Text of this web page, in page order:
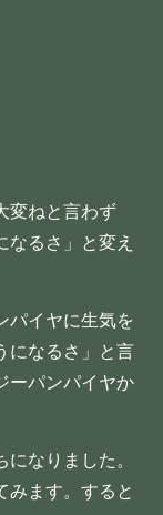
変ねと言わず
なるさ」と変え
パイヤに生気を
になるさ」と言
ーパンパイヤか
なりました。
みます。すると